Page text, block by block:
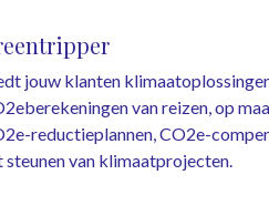
jouw klanten
van reizen, op
reductieplannen, CO2e-
steunen van klimaatprojecten.